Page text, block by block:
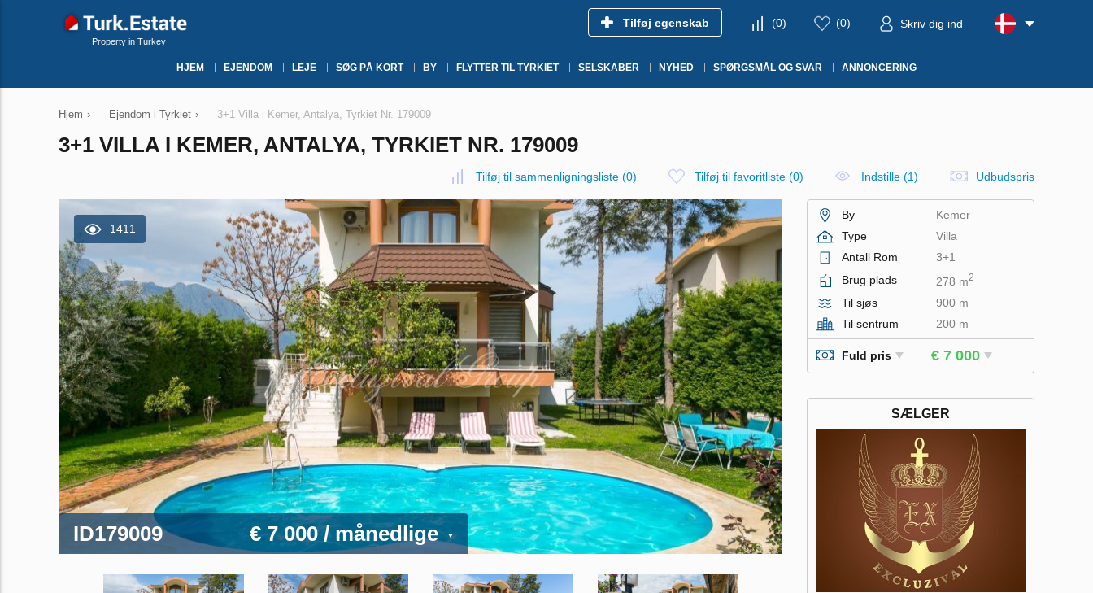
Property in Turkey
Tilføj egenskab (0) (0) Skriv dig ind
HJEM EJENDOM LEJE SØG PÅ KORT BY FLYTTER TIL TYRKIET SELSKABER NYHED SPØRGSMÅL OG SVAR ANNONCERING
Hjem › Ejendom i Tyrkiet › 3+1 Villa i Kemer, Antalya, Tyrkiet Nr. 179009
3+1 VILLA I KEMER, ANTALYA, TYRKIET NR. 179009
Tilføj til sammenligningsliste (0) Tilføj til favoritliste (0) Indstille (1) Udbudspris
1411
ID179009 € 7 000/ månedlige
By
Kemer
Type
Villa
Antall Rom
3+1
Brug plads
278 m2
Til sjøs
900 m
Til sentrum
200 m
Fuld pris € 7 000
SÆLGER